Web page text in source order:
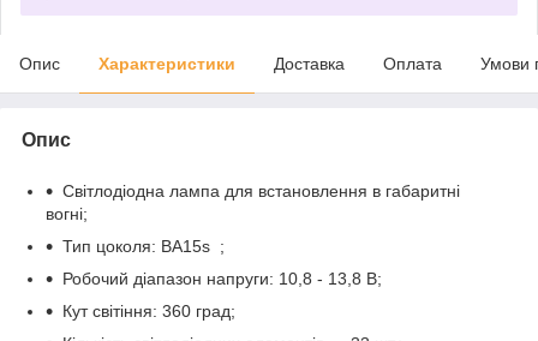
Опис Характеристики Доставка Оплата Умови
Опис
Світлодіодна лампа для встановлення в габаритні
вогні;
Тип цоколя: BA15s ;
Робочий діапазон напруги: 10,8 - 13,8 В;
Кут світіння: 360 град;